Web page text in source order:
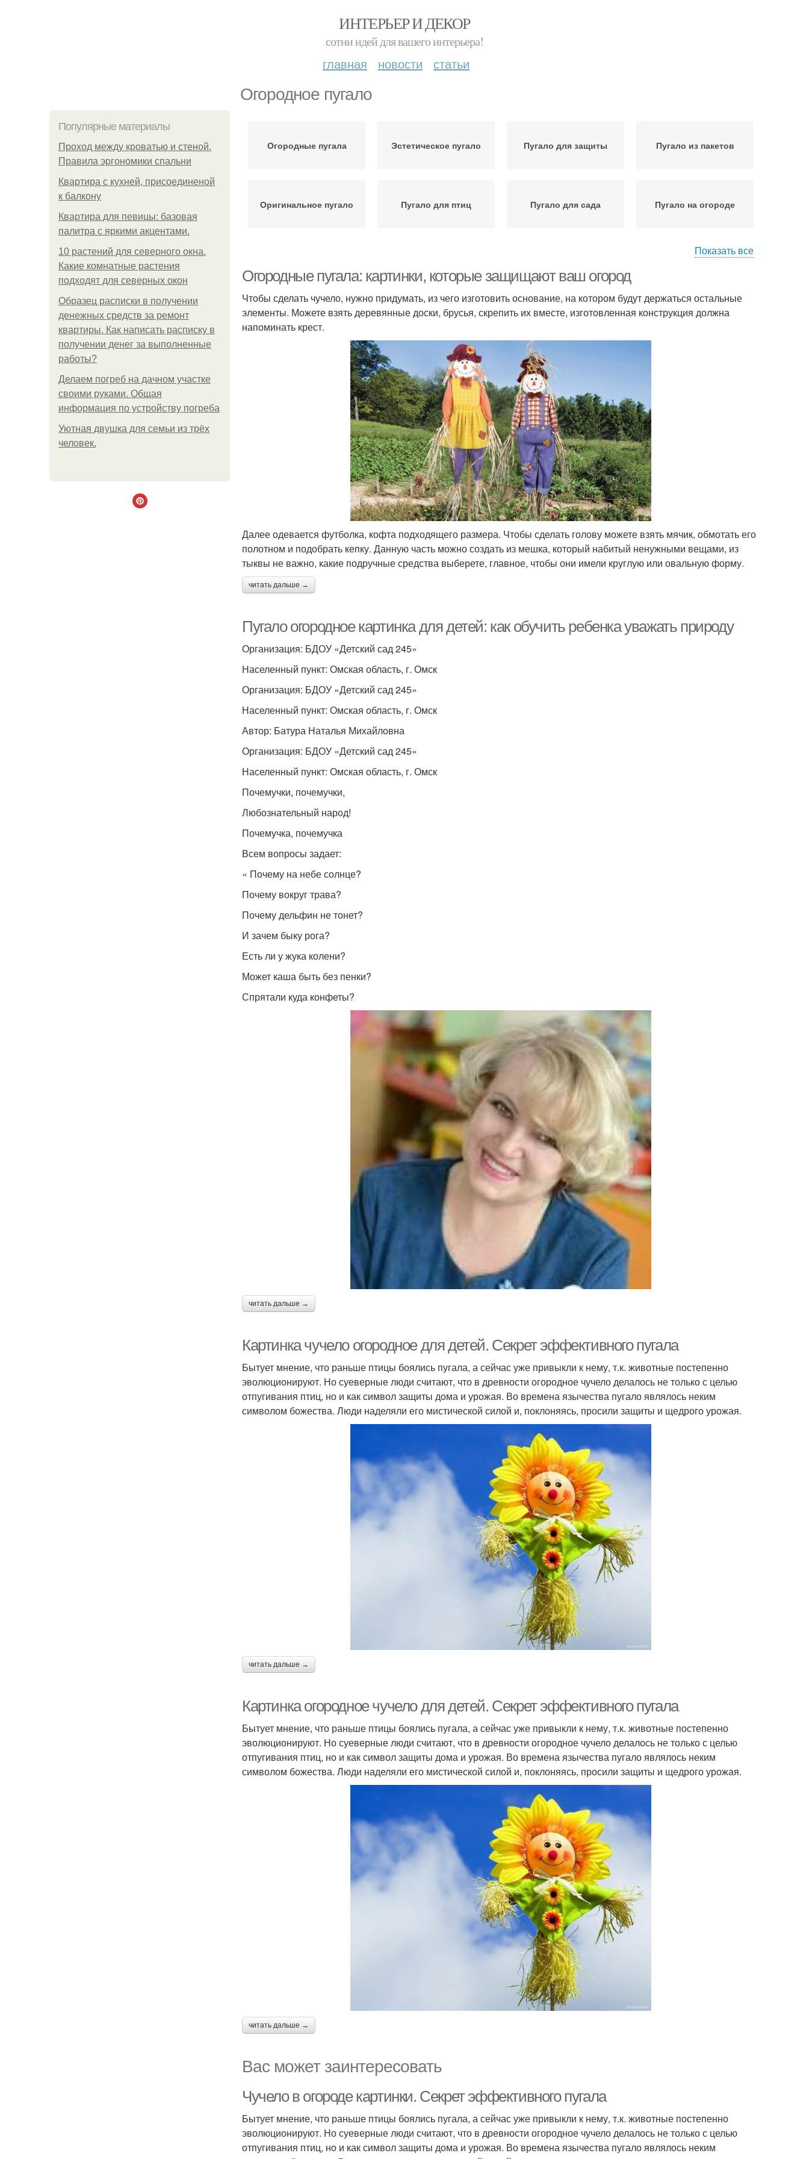
ИНТЕРЬЕР И ДЕКОР
сотни идей для вашего интерьера!
главная новости статьи
Огородное пугало
Популярные материалы
Проход между кроватью и стеной.
Правила эргономики спальни
Квартира с кухней, присоединеной
к балкону
Квартира для певицы: базовая
палитра с яркими акцентами.
10 растений для северного окна.
Какие комнатные растения
подходят для северных окон
Образец расписки в получении
денежных средств за ремонт
квартиры. Как написать расписку в
получении денег за выполненные
работы?
Делаем погреб на дачном участке
своими руками. Общая
информация по устройству погреба
Уютная двушка для семьи из трёх
человек.
Огородные пугала Эстетическое пугало Пугало для защиты Пугало из пакетов
Оригинальное пугало Пугало для птиц Пугало для сада Пугало на огороде
Показать все
Огородные пугала: картинки, которые защищают ваш огород
Чтобы сделать чучело, нужно придумать, из чего изготовить основание, на котором будут держаться остальные
элементы. Можете взять деревянные доски, брусья, скрепить их вместе, изготовленная конструкция должна
напоминать крест.
Далее одевается футболка, кофта подходящего размера. Чтобы сделать голову можете взять мячик, обмотать его
полотном и подобрать кепку. Данную часть можно создать из мешка, который набитый ненужными вещами, из
тыквы не важно, какие подручные средства выберете, главное, чтобы они имели круглую или овальную форму.
читать дальше →
Пугало огородное картинка для детей: как обучить ребенка уважать природу
Организация: БДОУ «Детский сад 245»
Населенный пункт: Омская область, г. Омск
Организация: БДОУ «Детский сад 245»
Населенный пункт: Омская область, г. Омск
Автор: Батура Наталья Михайловна
Организация: БДОУ «Детский сад 245»
Населенный пункт: Омская область, г. Омск
Почемучки, почемучки,
Любознательный народ!
Почемучка, почемучка
Всем вопросы задает:
« Почему на небе солнце?
Почему вокруг трава?
Почему дельфин не тонет?
И зачем быку рога?
Есть ли у жука колени?
Может каша быть без пенки?
Спрятали куда конфеты?
читать дальше →
Картинка чучело огородное для детей. Секрет эффективного пугала
Бытует мнение, что раньше птицы боялись пугала, а сейчас уже привыкли к нему, т.к. животные постепенно
эволюционируют. Но суеверные люди считают, что в древности огородное чучело делалось не только с целью
отпугивания птиц, но и как символ защиты дома и урожая. Во времена язычества пугало являлось неким
символом божества. Люди наделяли его мистической силой и, поклоняясь, просили защиты и щедрого урожая.
читать дальше →
Картинка огородное чучело для детей. Секрет эффективного пугала
Бытует мнение, что раньше птицы боялись пугала, а сейчас уже привыкли к нему, т.к. животные постепенно
эволюционируют. Но суеверные люди считают, что в древности огородное чучело делалось не только с целью
отпугивания птиц, но и как символ защиты дома и урожая. Во времена язычества пугало являлось неким
символом божества. Люди наделяли его мистической силой и, поклоняясь, просили защиты и щедрого урожая.
читать дальше →
Вас может заинтересовать
Чучело в огороде картинки. Секрет эффективного пугала
Бытует мнение, что раньше птицы боялись пугала, а сейчас уже привыкли к нему, т.к. животные постепенно
эволюционируют. Но суеверные люди считают, что в древности огородное чучело делалось не только с целью
отпугивания птиц, но и как символ защиты дома и урожая. Во времена язычества пугало являлось неким